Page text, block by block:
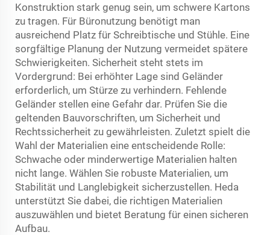
Konstruktion stark genug sein, um schwere Kartons
zu tragen. Für Büronutzung benötigt man
ausreichend Platz für Schreibtische und Stühle. Eine
sorgfältige Planung der Nutzung vermeidet spätere
Schwierigkeiten. Sicherheit steht stets im
Vordergrund: Bei erhöhter Lage sind Geländer
erforderlich, um Stürze zu verhindern. Fehlende
Geländer stellen eine Gefahr dar. Prüfen Sie die
geltenden Bauvorschriften, um Sicherheit und
Rechtssicherheit zu gewährleisten. Zuletzt spielt die
Wahl der Materialien eine entscheidende Rolle:
Schwache oder minderwertige Materialien halten
nicht lange. Wählen Sie robuste Materialien, um
Stabilität und Langlebigkeit sicherzustellen. Heda
unterstützt Sie dabei, die richtigen Materialien
auszuwählen und bietet Beratung für einen sicheren
Aufbau.